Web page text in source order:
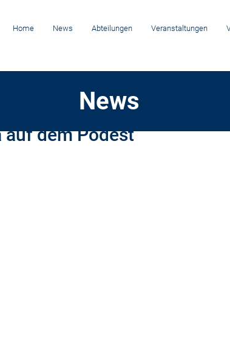
Home News Abteilungen Veranstaltungen
auf dem Podest
News